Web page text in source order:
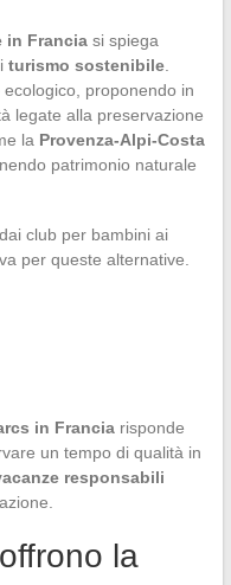
in Franciasi spiega
turismo sostenibile.
proponendo in
legate alla preservazione
la Provenza-Alpi-Costa
patrimonio naturale
club per bambini ai
per queste alternative.
in Franciarisponde
un tempo di qualità in
responsabili
la